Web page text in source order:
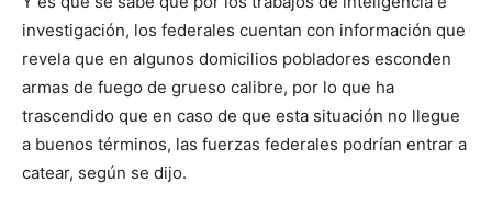
investigación, los federales cuentan con información que
revela que en algunos domicilios pobladores esconden
armas de fuego de grueso calibre, por lo que ha
trascendido que en caso de que esta situación no llegue
a buenos términos, las fuerzas federales podrían entrar a
catear, según se dijo.